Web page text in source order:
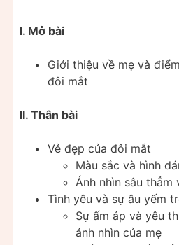
I. Mở bài
Giới thiệu về mẹ và
đôi mắt
II. Thân bài
Vẻ đẹp của đôi mắt
Màu sắc và hình
Ánh nhìn sâu
Tình yêu và sự âu yếm
Sự ấm áp và yêu
ánh nhìn của mẹ